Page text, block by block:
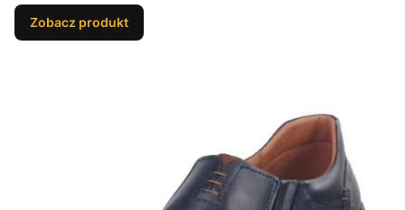
Zobacz produkt